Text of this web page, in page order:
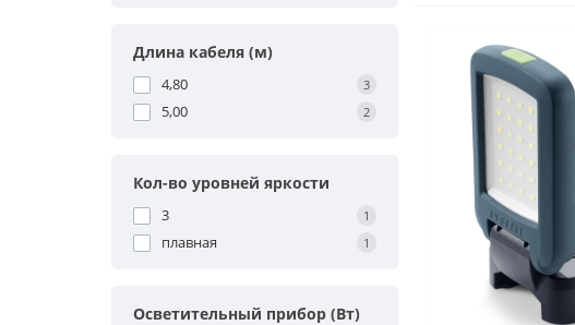
Длина кабеля (м)
4,80 3
5,00 2
Кол-во уровней яркости
3 1
плавная 1
Осветительный прибор (Вт)